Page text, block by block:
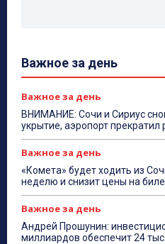
Важное за день
Важное за день
ВНИМАНИЕ: Сочи и Сириус
укрытие, аэропорт прекратил
Важное за день
«Комета» будет ходить из
неделю и снизит цены на
Важное за день
Андрей Прошунин:
миллиардов обеспечит 24